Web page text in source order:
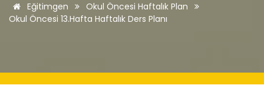
Eğitimgen
Okul Öncesi Haftalık Plan
Okul Öncesi 13.Hafta Haftalık Ders Planı